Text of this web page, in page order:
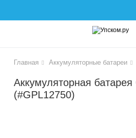
Главная Аккумуляторные батареи
Аккумуляторная
(#GPL12750)